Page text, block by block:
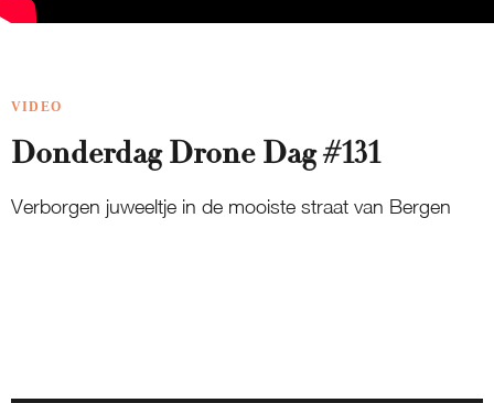
VIDEO
Donderdag Drone Dag #131
Verborgen juweeltje in de mooiste straat van Bergen